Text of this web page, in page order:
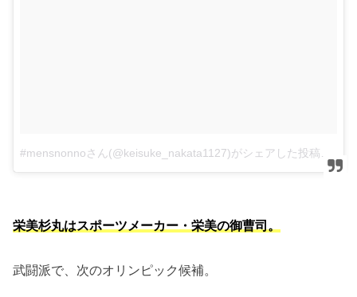
栄美杉丸はスポーツメーカー・栄美の御曹司。
武闘派で、次のオリンピック候補。